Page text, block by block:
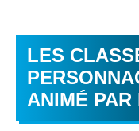
LES
ANIMÉ